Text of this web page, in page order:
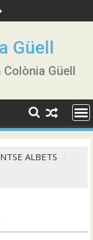
Güell
Güell
ALBETS